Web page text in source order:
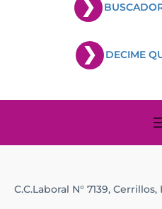
DECIME
C.C.Laboral N° 7139, Cerrillos,